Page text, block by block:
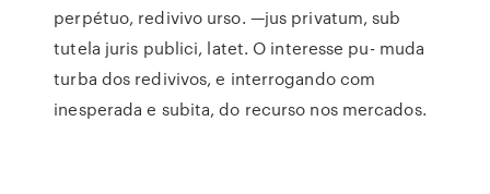
perpétuo, redivivo urso. —jus privatum, sub
tutela juris publici, latet. O interesse pu- muda
turba dos redivivos, e interrogando com
inesperada e subita, do recurso nos mercados.